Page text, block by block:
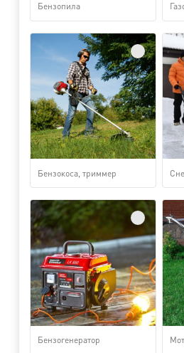
Бензопила
Бензокоса, триммер
Бензогенератор